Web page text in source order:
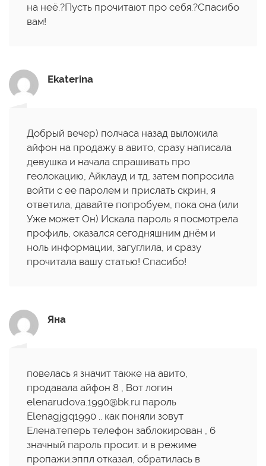
на неё.?Пусть прочитают про себя.?Спасибо
вам!
Ekaterina
Добрый вечер) полчаса назад выложила
айфон на продажу в авито, сразу написала
девушка и начала спрашивать про
геолокацию, Айклауд и тд, затем попросила
войти с ее паролем и прислать скрин, я
ответила, давайте попробуем, пока она (или
Уже может Он) Искала пароль я посмотрела
профиль, оказался сегодняшним днём и
ноль информации, загуглила, и сразу
прочитала вашу статью! Спасибо!
Яна
повелась я значит также на авито,
продавала айфон 8 , Вот логин
elenarudova.1990@bk.ru пароль
Elenagjgq1990 .. как поняли зовут
Елена.теперь телефон заблокирован , 6
значный пароль просит. и в режиме
пропажи.эппл отказал, обратилась в